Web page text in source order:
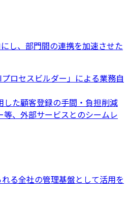
し、部門間の連携を加速させた
プロセスビルダー」による業務自
した顧客登録の手間・負担削減
等、外部サービスとのシームレ
る全社の管理基盤として活用を